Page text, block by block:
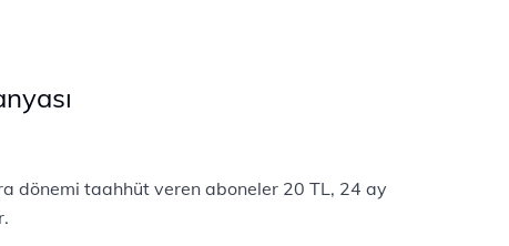
dönemi taahhüt veren aboneler 20 TL, 24 ay